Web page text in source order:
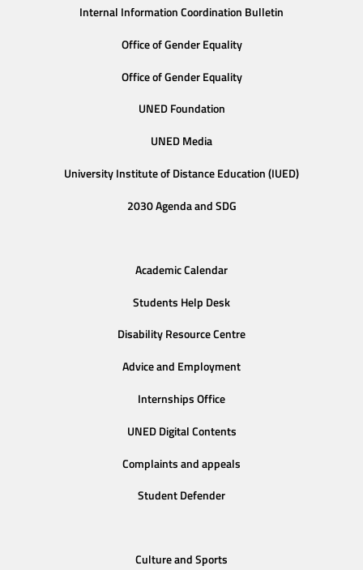
Internal Information Coordination Bulletin
Office of Gender Equality
Office of Gender Equality
UNED Foundation
UNED Media
University Institute of Distance Education (IUED)
2030 Agenda and SDG
Academic Calendar
Students Help Desk
Disability Resource Centre
Advice and Employment
Internships Office
UNED Digital Contents
Complaints and appeals
Student Defender
Culture and Sports